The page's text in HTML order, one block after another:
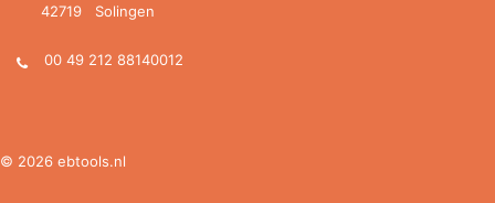
42719 Solingen
00 49 212 88140012
© 2026 ebtools.nl